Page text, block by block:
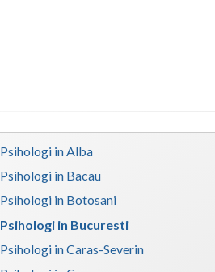
Psihologi in Alba
Psihologi in Bacau
Psihologi in Botosani
Psihologi in Bucuresti
Psihologi in Caras-Severin